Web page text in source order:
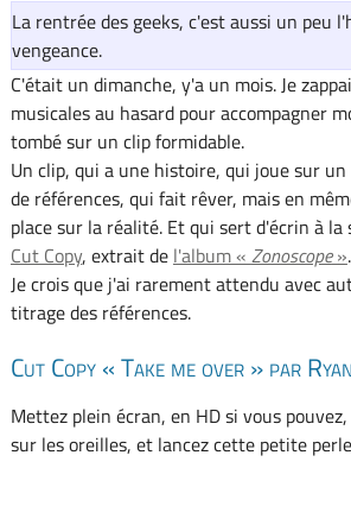
La rentrée des geeks, c'est aussi un peu
vengeance.
C'était un dimanche, y'a un mois. Je
musicales au hasard pour accompagner
tombé sur un clip formidable.
Un clip, qui a une histoire, qui joue sur
de références, qui fait rêver, mais en
place sur la réalité. Et qui sert d'écrin à la
Cut Copy, extrait de l'album « Zonoscope».
Je crois que j'ai rarement attendu avec
titrage des références.
Cut Copy « Take me over » par
Mettez plein écran, en HD si vous
sur les oreilles, et lancez cette petite